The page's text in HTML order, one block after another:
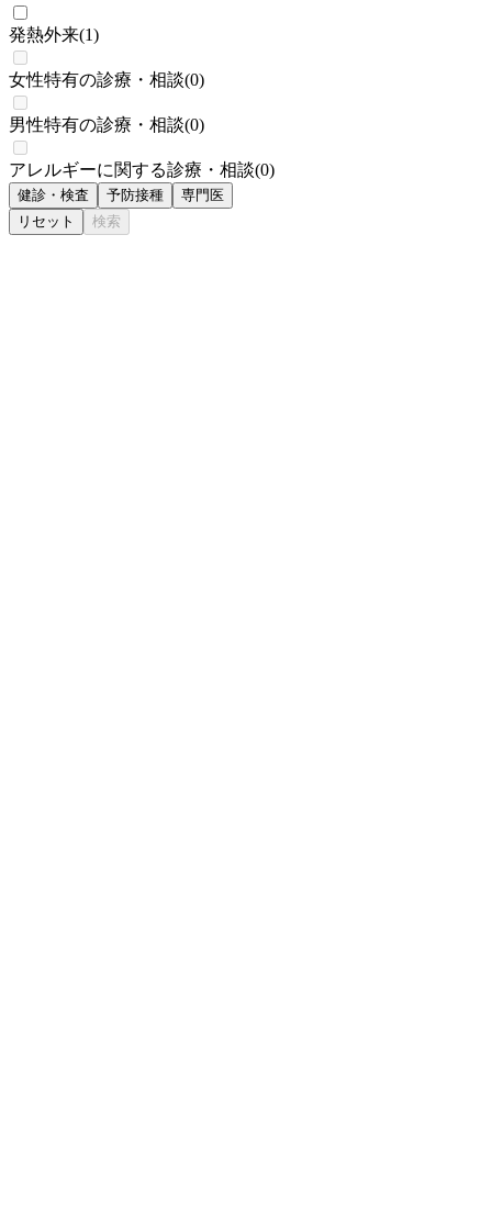
発熱外来(1)
女性特有の診療・相談(0)
男性特有の診療・相談(0)
アレルギーに関する診療・相談(0)
健診・検査 予防接種
専門医
リセット
検索